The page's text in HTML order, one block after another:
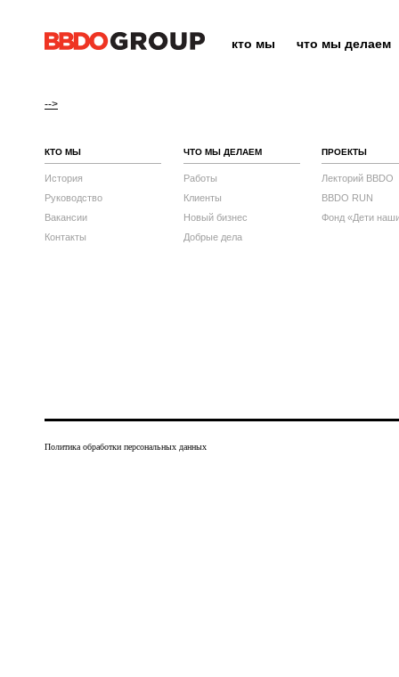
кто мы что мы делаем
-->
КТО МЫ
История
Руководство
Вакансии
Контакты
ЧТО МЫ ДЕЛАЕМ
Работы
Клиенты
Новый бизнес
Добрые дела
ПРОЕКТЫ
Лекторий BBDO
BBDO RUN
Фонд «Дети
Политика обработки персональных данных